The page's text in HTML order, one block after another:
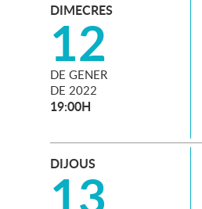
DIMECRES
12
DE GENER
DE 2022
19:00H
DIJOUS
13